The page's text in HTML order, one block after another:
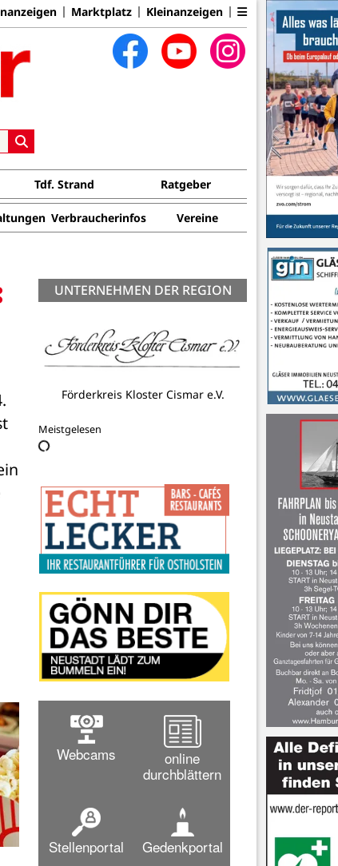
Marktplatz Kleinanzeigen
Tdf. Strand Ratgeber
Verbraucherinfos Vereine
UNTERNEHMEN DER REGION
Förderkreis Kloster Cismar e.V.
Meistgelesen
Webcams
online
durchblättern
Stellenportal Gedenkportal